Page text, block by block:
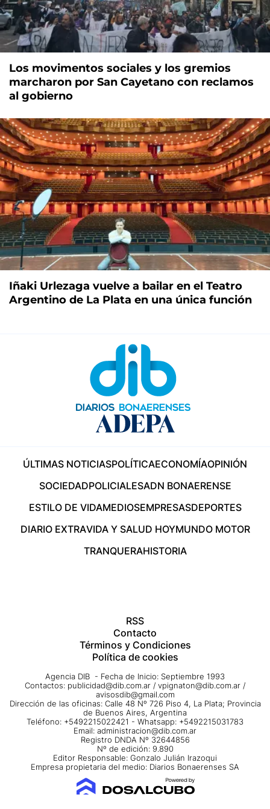
Los movimentos sociales y los gremios
marcharon por San Cayetano con reclamos
al gobierno
Iñaki Urlezaga vuelve a bailar en el Teatro
Argentino de La Plata en una única función
ÚLTIMAS NOTICIASPOLÍTICAECONOMÍAOPINIÓN
SOCIEDADPOLICIALESADN BONAERENSE
ESTILO DE VIDAMEDIOSEMPRESASDEPORTES
DIARIO EXTRAVIDA Y SALUD HOYMUNDO MOTOR
TRANQUERAHISTORIA
RSS
Contacto
Términos y Condiciones
Política de cookies
Agencia DIB - Fecha de Inicio: Septiembre 1993
Contactos: publicidad@dib.com.ar / vpignaton@dib.com.ar /
avisosdib@gmail.com
Dirección de las oficinas: Calle 48 Nº 726 Piso 4, La Plata; Provincia
de Buenos Aires, Argentina
Teléfono: +5492215022421 - Whatsapp: +5492215031783
Email: administracion@dib.com.ar
Registro DNDA Nº 32644856
Nº de edición: 9.890
Editor Responsable: Gonzalo Julián Irazoqui
Empresa propietaria del medio: Diarios Bonaerenses SA